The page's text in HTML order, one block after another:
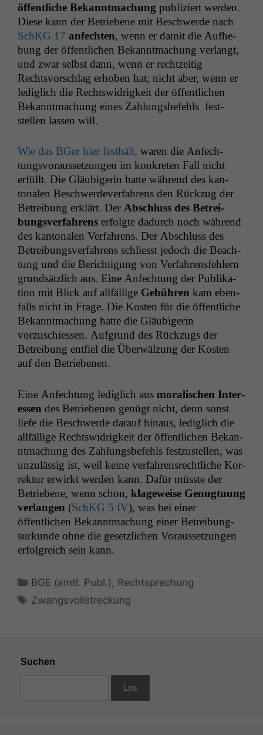
öffentliche Bekan­nt­machung pub­liziert wer­den.
Diese kann der Betriebene mit Beschw­erde nach
SchKG 17 anfecht­en, wenn er damit die Aufhe­
bung der öffentlichen Bekan­nt­machung ver­langt,
und zwar selb­st dann, wenn er rechtzeit­ig
Rechtsvorschlag erhoben hat; nicht aber, wenn er
lediglich die Rechtswidrigkeit der öffentlichen
Bekan­nt­machung eines Zahlungs­be­fehls fest­
stellen lassen will.
Wie das BGer hier fes­thält, waren die Anfech­
tungsvo­raus­set­zun­gen im konkreten Fall nicht
erfüllt. Die Gläu­bigerin hat­te während des kan­
tonalen Beschw­erde­v­er­fahrens den Rück­zug der
Betrei­bung erk­lärt. Der Abschluss des Betrei­
bungsver­fahrens erfol­gte dadurch noch während
des kan­tonalen Ver­fahrens. Der Abschluss des
Betrei­bungsver­fahrens schliesst jedoch die Beach­
tung und die Berich­ti­gung von Ver­fahrens­fehlern
grund­sät­zlich aus. Eine Anfech­tung der Pub­lika­
tion mit Blick auf allfäl­lige Gebühren kam eben­
falls nicht in Frage. Die Kosten für die öffentliche
Bekan­nt­machung hat­te die Gläu­bigerin
vorzuschiessen. Auf­grund des Rück­zugs der
Betrei­bung ent­fiel die Über­wälzung der Kosten
auf den Betriebenen.
Eine Anfech­tung lediglich aus moralis­chen Inter­
essen des Betriebe­nen genügt nicht, denn son­st
liefe die Beschw­erde darauf hin­aus, lediglich die
allfäl­lige Rechtswidrigkeit der öffentlichen Bekan­
nt­machung des Zahlungs­be­fehls festzustellen, was
unzuläs­sig ist, weil keine ver­fahren­srechtliche Kor­
rek­tur erwirkt wer­den kann. Dafür müsste der
Betriebene, wenn schon, klageweise Genug­tu­ung
ver­lan­gen (SchKG 5 IV), was bei ein­er
öffentlichen Bekan­nt­machung ein­er Betrei­bung­
surkunde ohne die geset­zlichen Voraus­set­zun­gen
erfol­gre­ich sein kann.
Kategorien
BGE (amtl. Publ.) , Rechtsprechung
Schlagwörter
Zwangsvollstreckung
Suchen